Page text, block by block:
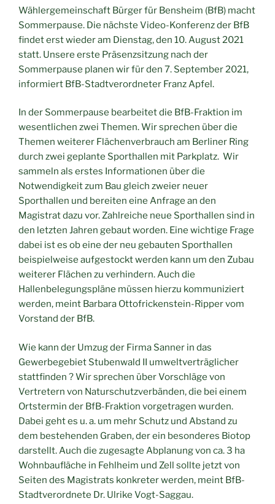
Wählergemeinschaft Bürger für Bensheim (BfB) macht
Sommerpause. Die nächste Video-Konferenz der BfB
findet erst wieder am Dienstag, den 10. August 2021
statt. Unsere erste Präsenzsitzung nach der
Sommerpause planen wir für den 7. September 2021,
informiert BfB-Stadtverordneter Franz Apfel.
In der Sommerpause bearbeitet die BfB-Fraktion im
wesentlichen zwei Themen. Wir sprechen über die
Themen weiterer Flächenverbrauch am Berliner Ring
durch zwei geplante Sporthallen mit Parkplatz. Wir
sammeln als erstes Informationen über die
Notwendigkeit zum Bau gleich zweier neuer
Sporthallen und bereiten eine Anfrage an den
Magistrat dazu vor. Zahlreiche neue Sporthallen sind in
den letzten Jahren gebaut worden. Eine wichtige Frage
dabei ist es ob eine der neu gebauten Sporthallen
beispielweise aufgestockt werden kann um den Zubau
weiterer Flächen zu verhindern. Auch die
Hallenbelegungspläne müssen hierzu kommuniziert
werden, meint Barbara Ottofrickenstein-Ripper vom
Vorstand der BfB.
Wie kann der Umzug der Firma Sanner in das
Gewerbegebiet Stubenwald II umweltverträglicher
stattfinden ? Wir sprechen über Vorschläge von
Vertretern von Naturschutzverbänden, die bei einem
Ortstermin der BfB-Fraktion vorgetragen wurden.
Dabei geht es u. a. um mehr Schutz und Abstand zu
dem bestehenden Graben, der ein besonderes Biotop
darstellt. Auch die zugesagte Abplanung von ca. 3 ha
Wohnbaufläche in Fehlheim und Zell sollte jetzt von
Seiten des Magistrats konkreter werden, meint BfB-
Stadtverordnete Dr. Ulrike Vogt-Saggau.